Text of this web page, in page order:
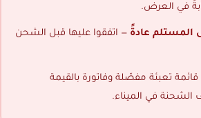
في العرض.
المستلم عادةً — اتفقوا عليها قبل الشحن
تعبئة مفصّلة وفاتورة بالقيمة
الشحنة في الميناء.